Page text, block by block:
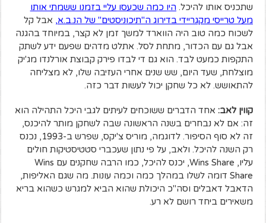
שתכניס אותו להיכל. היו כמה שכעסו עליי בזמנו ששמתי אותו
מעל טרייסי מקגריידי בדירוג ה"תיכוניסטים" של הנ.ב.א, אבל קל
לשכוח כמה טוב היה הווארד למשך זמן לא קצר, במיוחד בהגנה
אבל גם עם הכדור, מתחת לסל. אתלט מדהים שפעם ידע לשתק
התקפות כמעט לבד. הוא גם די לבדו פירק קבוצת אורלנדו מג'יק
מוצלחת, שעד היום, שש שנים אחרי העזיבה שלו, לא מצליחה
להתאושש. לא כל שחקן יכול לעשות דבר כזה.
קווין לאב: אחד הדברים ששוכחים לעיתים לגבי היכל התהילה הוא
זה: אם לא נבחרים בשנה הראשונה שבה לשחקן מותר להיכנס,
זה לא סוף הסיפור. לדוגמה, מוריס צ'יקס, שפרש ב-1993, נכנס
רק השנה להיכל. ולאב, על פי נתון שעכברי סטטיסטיקות חולים
עליו, Wins Share, יכנס להיכל, כמו הרבה שחקנים עם Wins
Share דומה לשלו במהלך כמה וכמה עונות. מה שגם האליפות,
הדאבל דאבלים וסה"כ היכולת שהוא הביא למגרש כשהוא בריא
משאירים ביחד רושם לא רע.